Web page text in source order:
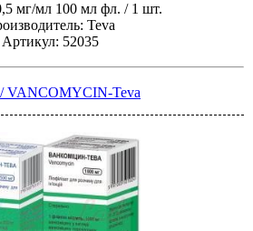
мг/мл 100 мл фл. / 1 шт.
Teva
Артикул: 52035
Teva